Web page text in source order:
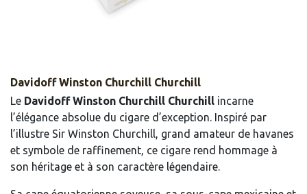
Davidoff Winston Churchill Churchill
Le Davidoff Winston Churchill Churchill incarne
l’élégance absolue du cigare d’exception. Inspiré par
l’illustre Sir Winston Churchill, grand amateur de havanes
et symbole de raffinement, ce cigare rend hommage à
son héritage et à son caractère légendaire.